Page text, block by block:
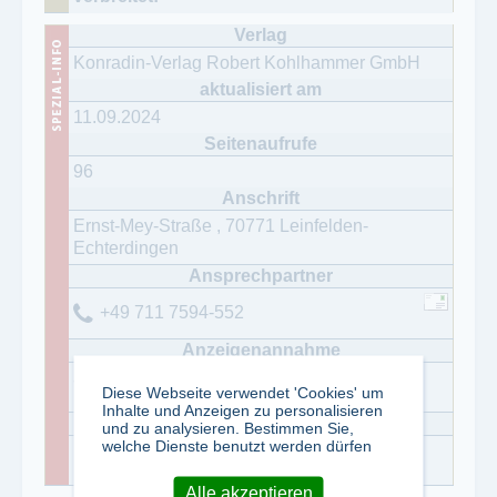
Konradin-Verlag Robert Kohlhammer GmbH
11.09.2024
96
Ernst-Mey-Straße , 70771
Leinfelden-
Echterdingen
+49 711 7594-552
David Wiechmann
Diese Webseite verwendet 'Cookies' um
Inhalte und Anzeigen zu personalisieren
und zu analysieren. Bestimmen Sie,
welche Dienste benutzt werden dürfen
Alle akzeptieren